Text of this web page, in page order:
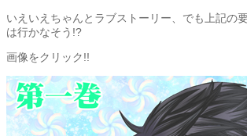
いえいえちゃんとラブストーリー、でも上記の
は行かなそう!?
画像をクリック!!